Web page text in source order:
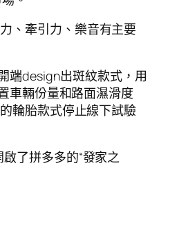
、牽引力、樂音有主要
端design出斑紋款式，用
車輛份量和路面濕滑度
輪胎款式停止線下試驗
了拼多多的“發家之